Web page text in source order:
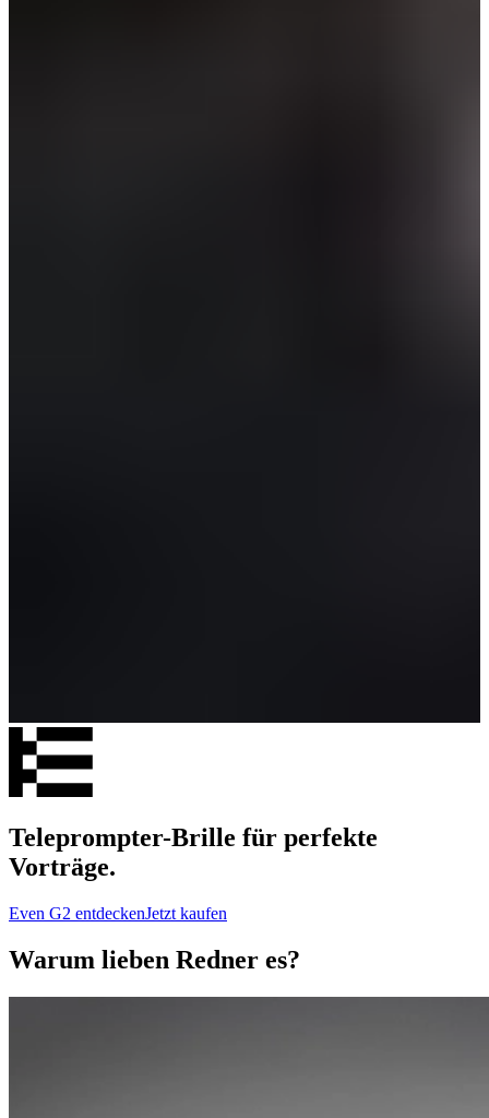
Teleprompter-Brille für perfekte
Vorträge.
Even G2 entdeckenJetzt kaufen
Warum lieben Redner es?